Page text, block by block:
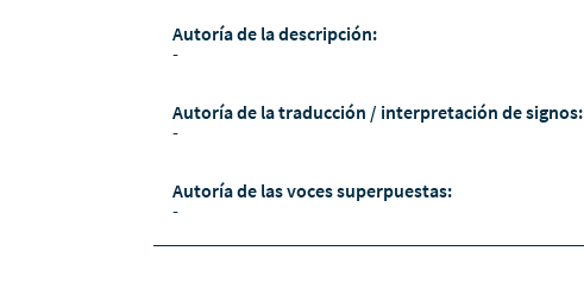
Autoría de la descripción:
-
Autoría de la traducción / interpretación de signos:
-
Autoría de las voces superpuestas:
-